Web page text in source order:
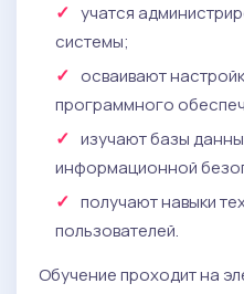
учатся
системы;
осваивают
программного
изучают базы
информационной
получают навыки
пользователей.
Обучение проходит на